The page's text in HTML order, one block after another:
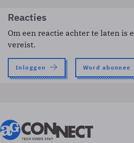
Reacties
Om een reactie achter te laten is
vereist.
Inloggen Word abonnee